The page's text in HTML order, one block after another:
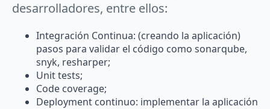
desarrolladores, entre ellos:
Integración Continua: (creando la aplicación)
pasos para validar el código como sonarqube,
snyk, resharper;
Unit tests;
Code coverage;
Deployment continuo: implementar la aplicación